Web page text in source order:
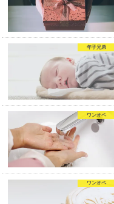
年子兄弟
ワンオペ
ワンオペ